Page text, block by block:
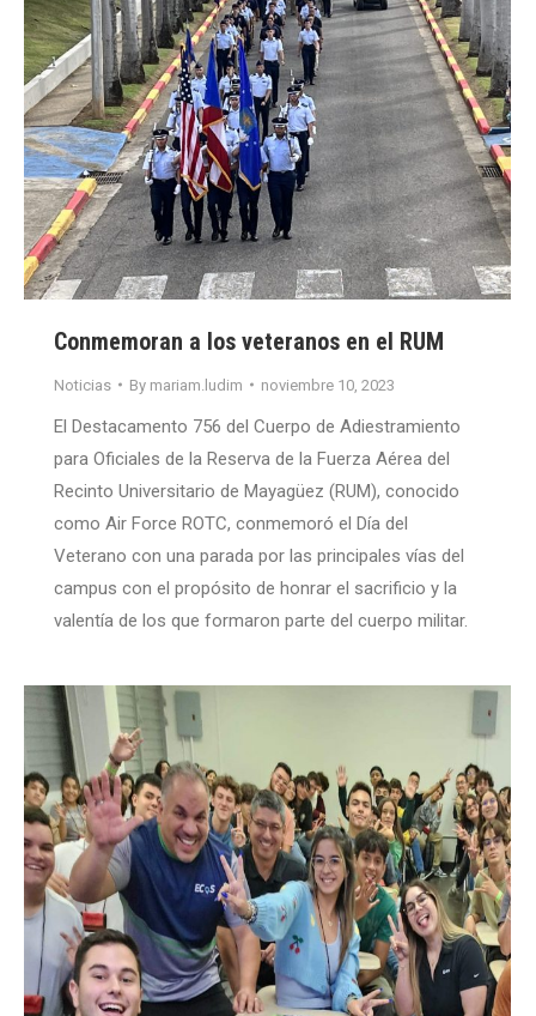
Conmemoran a los veteranos en el RUM
Noticias By mariam.ludim noviembre 10, 2023
El Destacamento 756 del Cuerpo de Adiestramiento
para Oficiales de la Reserva de la Fuerza Aérea del
Recinto Universitario de Mayagüez (RUM), conocido
como Air Force ROTC, conmemoró el Día del
Veterano con una parada por las principales vías del
campus con el propósito de honrar el sacrificio y la
valentía de los que formaron parte del cuerpo militar.